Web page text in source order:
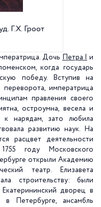
Г.Х. Гроот
Дочь Петра I и
когда государь
победу. Вступив на
императрица
правления своего
остроумна, весела и
к нарядам, зато любила
развитию наук. На
расцвет деятельности
году Московского
открыли Академию
театр. Елизавета
строительству: были
дворец в
Петербурге, ансамбль